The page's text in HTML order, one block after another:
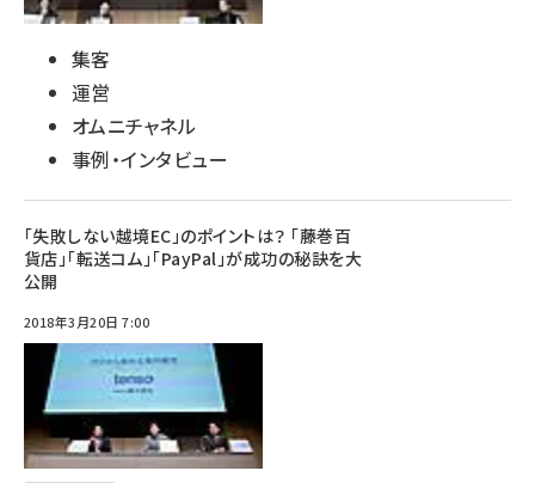
集客
運営
オムニチャネル
事例・インタビュー
「失敗しない越境EC」のポイントは？ 「藤巻百
貨店」「転送コム」「PayPal」が成功の秘訣を大
公開
2018年3月20日 7:00